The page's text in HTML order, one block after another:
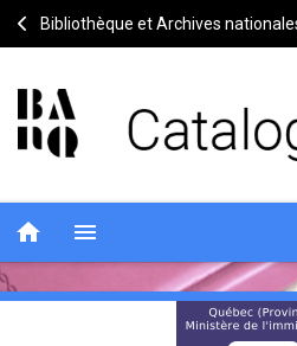
Bibliothèque et Archives
home menu
Programme